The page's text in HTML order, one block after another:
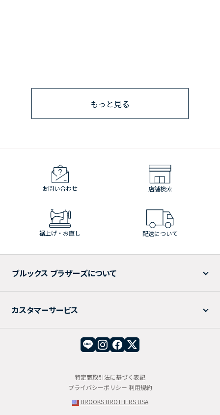
もっと見る
お問い合わせ 店舗検索
裾上げ・お直し 配送について
ブルックス ブラザーズについて
カスタマーサービス
特定商取引法に基づく表記
プライバシーポリシー 利用規約
BROOKS BROTHERS USA